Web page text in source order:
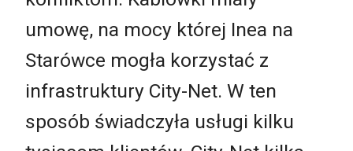
umowę, na mocy której Inea na
Starówce mogła korzystać z
infrastruktury City-Net. W ten
sposób świadczyła usługi kilku